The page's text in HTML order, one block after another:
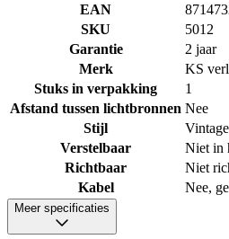
EAN
SKU
5012
Garantie
2 jaar
Merk
KS
Stuks in verpakking
1
Afstand tussen lichtbronnen Nee
Stijl
Verstelbaar
Niet in
Richtbaar
Niet
Kabel
Nee,
Meer specificaties